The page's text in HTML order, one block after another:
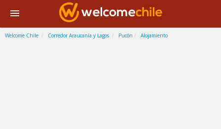
Welcome Chile Corredor Araucanía y Lagos Pucón Alojamiento